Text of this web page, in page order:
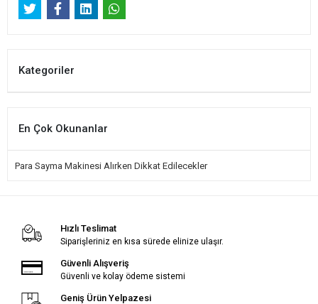
Kategoriler
En Çok Okunanlar
Para Sayma Makinesi Alırken Dikkat Edilecekler
Hızlı Teslimat
Siparişleriniz en kısa sürede elinize ulaşır.
Güvenli Alışveriş
Güvenli ve kolay ödeme sistemi
Geniş Ürün Yelpazesi